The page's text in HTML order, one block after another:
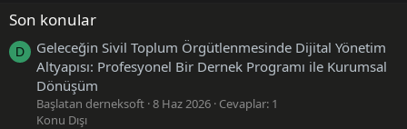
Son konular
D
Geleceğin Sivil Toplum Örgütlenmesinde Dijital Yönetim
Altyapısı: Profesyonel Bir Dernek Programı ile Kurumsal
Dönüşüm
Başlatan derneksoft 8 Haz 2026 Cevaplar: 1
Konu Dışı